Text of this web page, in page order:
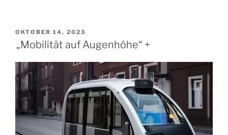
VERÖFFENTLICHT
AM
OKTOBER 14, 2023
„Mobilität auf Augenhöhe“ +